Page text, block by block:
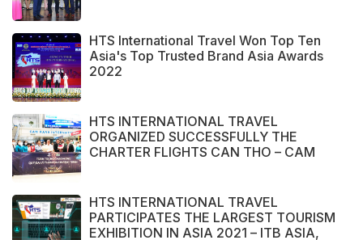
HTS International Travel Won Top Ten
Asia's Top Trusted Brand Asia Awards
2022
HTS INTERNATIONAL TRAVEL
ORGANIZED SUCCESSFULLY THE
CHARTER FLIGHTS CAN THO – CAM
HTS INTERNATIONAL TRAVEL
PARTICIPATES THE LARGEST TOURISM
EXHIBITION IN ASIA 2021 – ITB ASIA,